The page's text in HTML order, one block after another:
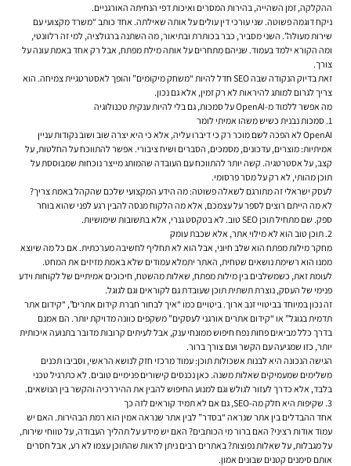
ההקלקה, זמן השהייה, בהירות המסרים ואיכות דפי הנחיתה האורגניים.
ניקח דוגמה פשוטה. שני עורכי דין עולים על אותה שאילתה. אחד כותב “משרד מקצועי עם
שירות מעולה”. השני מסביר, כבר בכותרת ובתיאור, מה השתנה ברגולציה, למי זה רלוונטי,
ומה הקורא ילמד בעמוד. שניהם מתחרים על אותה מילת מפתח, אבל רק אחד באמת עונה על
צורך.
זאת בדיוק הנקודה שבה SEO חדל להיות “משחק מיקומים” והופך לאסטרטגיית צמיחה. הוא
צריך לגרום למותג להיראות לא רק זמין, אלא גם נכון.
מה אפשר ללמוד מ-OpenAI על סמכות, גם בלי להיות ענקית טכנולוגיה
1. סמכות נבנית כשיש משהו אמיתי לומר
OpenAI לא הפכה לשם מוכר רק כי דיברו עליה, אלא כי היא יצרה שוב ושוב נקודות עניין
אמיתיות: מוצרים, עדכונים, מסמכים, הסברים ושיח ציבורי. אפשר להתווכח על החלטות, על
קצב, על אסטרטגיה. קשה יותר להתווכח עם העובדה שהמותג מייצר נוכחות שמבוססת על
תוכן מהותי, לא רק על מסר פרסומי.
לעסק ישראלי זה מתורגם לשאלה פשוטה: מה הידע המקצועי שלכם שהקהל באמת צריך?
לא מה הייתם רוצים לספר על עצמכם, אלא מה הלקוח מנסה להבין רגע לפני שהוא בוחר
ספק. שם מתחיל תוכן SEO טוב. לא בטקסט גנרי, אלא בתשובות שימושיות.
2. תוכן טוב הוא לא מילוי אתר, אלא שכבת עומק
מחקר מילות מפתח הוא שלב חיוני, אבל הוא לא תחליף לחשיבה מערכתית. אם כל מה שיוצא
ממנו הוא רשימת נושאים שטחית, האתר יתמלא עמודים שלא באמת מזיזים את המחט.
לעומת זאת, כשמשלבים בין מילות מפתח, שאלות מהשטח, חיכוכים אמיתיים של לקוחות וידע
פנימי של העסק, נוצרת תשתית תוכן שעובדת גם לקוראים וגם לגוגל.
זה נכון במיוחד בביטויי זנב ארוך. ביטויים כמו “איך לבחור חברת קידום אתרים”, “קידום אתר
תדמית בגוגל” או “קידום אתרים אורגני לעסקים” משקפים כוונה מדויקת יותר. הם אמנם
בדרך כלל מביאים פחות נפח חיפוש ממונחי ענק, אבל לעיתים קרובות מדובר בתנועה איכותית
יותר, כזו שמגיעה עם הקשר ועם צורך ברור.
הגישה הנכונה היא לבנות אשכולות תוכן: עמוד מרכזי חזק לנושא הראשי, וסביבו תכנים
משלימים שמעמיקים שאלות משנה. כאן נכנסים קישורים פנימיים טובים. לא כתרגיל טכני
בלבד, אלא כדרך לעזור לגולש וגם למנוע החיפוש להבין את ההיררכיה והקשר בין הנושאים.
3. שקיפות היא חלק מה-SEO, גם אם לא תמיד קוראים לזה כך
אחד ההבדלים בין אתר שנראה “בסדר” לבין אתר שנראה אמין הוא רמת הבהירות. האם יש
עמוד אודות רציני? האם ברור מי הכותבים? האם יש מידע על תהליך העבודה, על טווחי שירות,
על מגבלות, על שאלות נפוצות? באתרים רבים ניתן לראות שהתוכן עצמו לא רע, אבל חסרים
אותם סימנים קטנים שבונים אמון.